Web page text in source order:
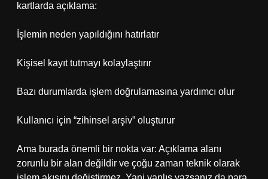
kartlarda açıklama:
İşlemin neden yapıldığını hatırlatır
Kişisel kayıt tutmayı kolaylaştırır
Bazı durumlarda işlem doğrulamasına yardımcı olur
Kullanıcı için “zihinsel arşiv” oluşturur
Ama burada önemli bir nokta var: Açıklama alanı
zorunlu bir alan değildir ve çoğu zaman teknik olarak